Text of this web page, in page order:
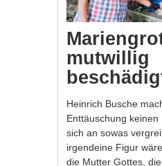
mutwillig
Heinrich Busche
Enttäuschung keinen
sich an sowas
irgendeine Figur
die Mutter Gottes,